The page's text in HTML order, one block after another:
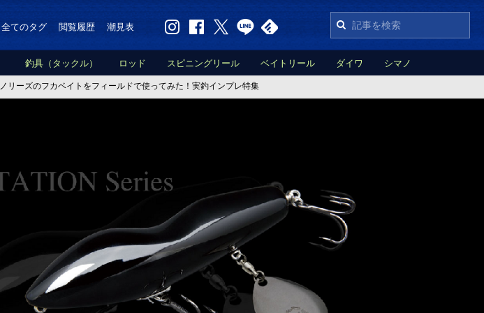
全てのタグ 閲覧履歴 潮見表
釣具（タックル） ロッド スピニングリール ベイトリール ダイワ シマノ
ノリーズのフカベイトをフィールドで使ってみた！実釣インプレ特集